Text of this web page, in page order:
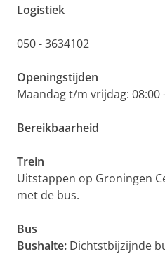
Logistiek
050 - 3634102
Openingstijden
Maandag t/m vrijdag: 08:00
Bereikbaarheid
Trein
Uitstappen op Groningen
met de bus.
Bus
Bushalte: Dichtstbijzijnde